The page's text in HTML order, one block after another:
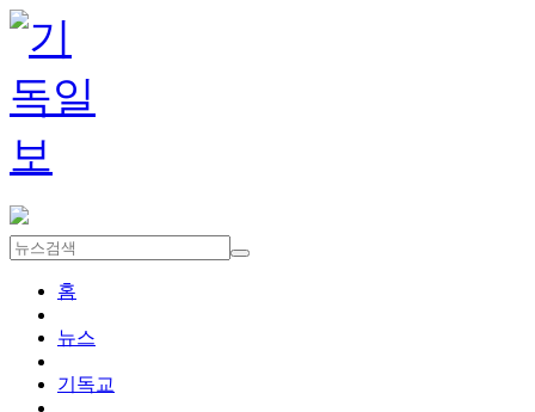
홈
뉴스
기독교